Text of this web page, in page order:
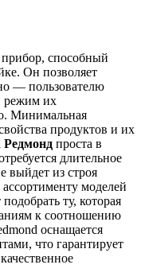
способный
Он позволяет
— пользователю
режим их
Минимальная
продуктов и их
проста в
длительное
выйдет из строя
моделей
ту, которая
к соотношению
оснащается
что гарантирует